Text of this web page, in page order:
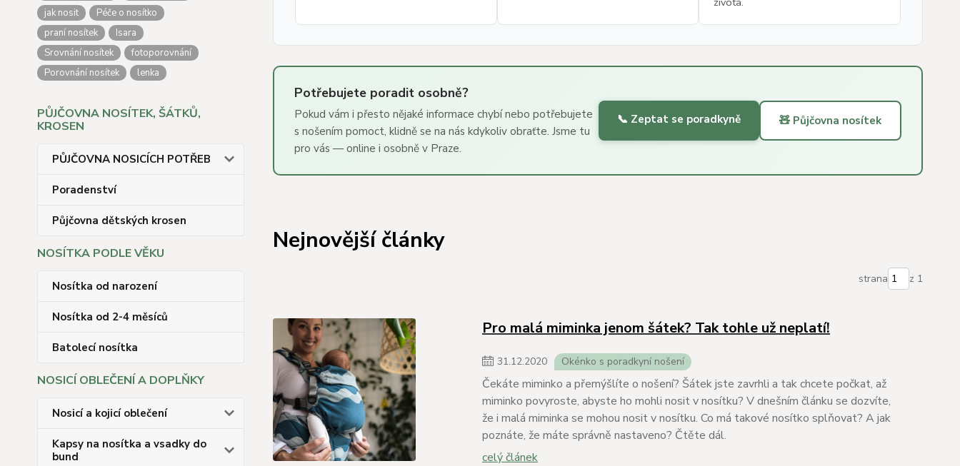
jak nosit
Péče o nosítko
praní nosítek
Isara
Srovnání nosítek
fotoporovnání
Porovnání nosítek
lenka
PŮJČOVNA NOSÍTEK, ŠÁTKŮ,
KROSEN
PŮJČOVNA NOSICÍCH POTŘEB
Poradenství
Půjčovna dětských krosen
NOSÍTKA PODLE VĚKU
Nosítka od narození
Nosítka od 2-4 měsíců
Batolecí nosítka
NOSICÍ OBLEČENÍ A DOPLŇKY
Nosicí a kojicí oblečení
Kapsy na nosítka a vsadky do
bund
Potřebujete poradit osobně?
Pokud vám i přesto nějaké informace chybí nebo potřebujete
s nošením pomoct, klidně se na nás kdykoliv obraťte. Jsme tu
pro vás — online i osobně v Praze.
📞 Zeptat se poradkyně 🧸 Půjčovna nosítek
Nejnovější články
strana z 1
Pro malá miminka jenom šátek? Tak tohle už neplatí!
31.12.2020 Okénko s poradkyní nošení
Čekáte miminko a přemýšlíte o nošení? Šátek jste zavrhli a tak chcete počkat, až
miminko povyroste, abyste ho mohli nosit v nosítku? V dnešním článku se dozvíte,
že i malá miminka se mohou nosit v nosítku. Co má takové nosítko splňovat? A jak
poznáte, že máte správně nastaveno? Čtěte dál.
celý článek